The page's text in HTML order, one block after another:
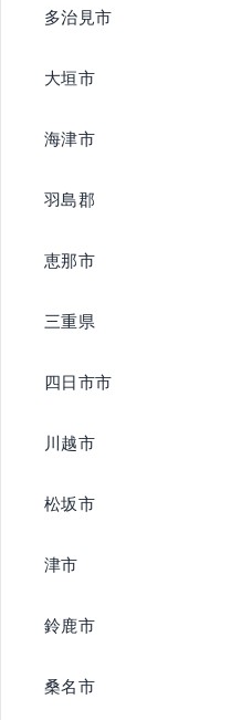
多治見市
大垣市
海津市
羽島郡
恵那市
三重県
四日市市
川越市
松坂市
津市
鈴鹿市
桑名市